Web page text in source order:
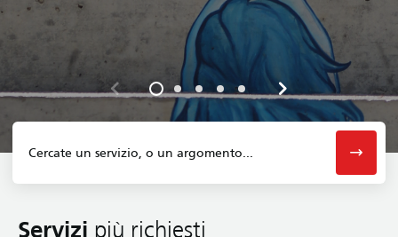
Servizi più richiesti